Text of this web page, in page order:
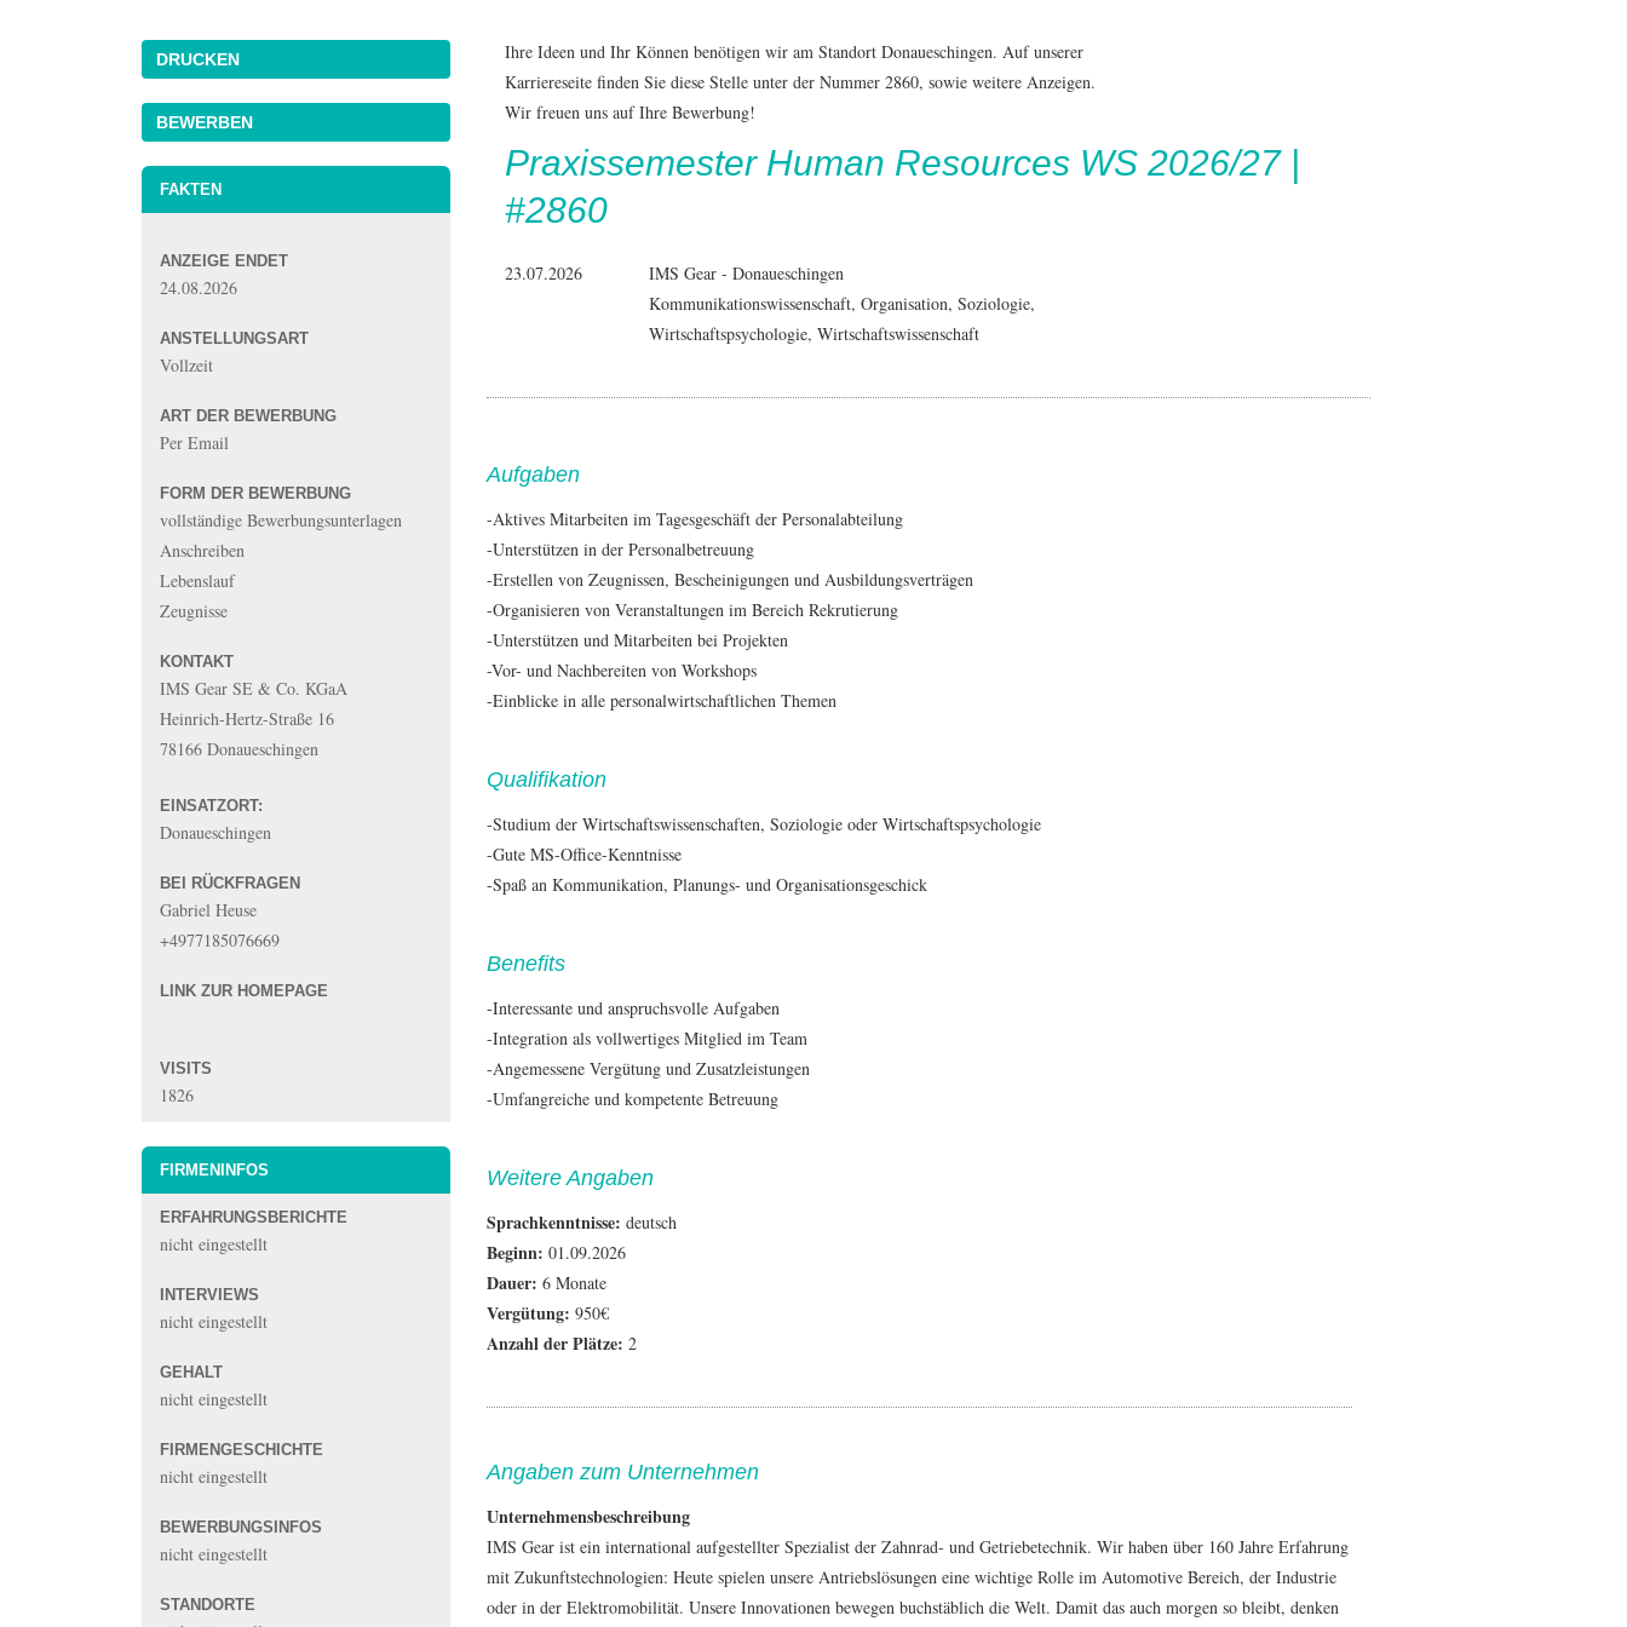
DRUCKEN
FAKTEN
ANZEIGE ENDET
24.08.2026
ANSTELLUNGSART
Vollzeit
ART DER BEWERBUNG
Per Email
FORM DER BEWERBUNG
vollständige Bewerbungsunterlagen
Anschreiben
Lebenslauf
Zeugnisse
KONTAKT
IMS Gear SE & Co. KGaA
Heinrich-Hertz-Straße 16
78166 Donaueschingen
EINSATZORT:
Donaueschingen
BEI RÜCKFRAGEN
Gabriel Heuse
+4977185076669
LINK ZUR HOMEPAGE
VISITS
1826
FIRMENINFOS
ERFAHRUNGSBERICHTE
nicht eingestellt
INTERVIEWS
nicht eingestellt
GEHALT
nicht eingestellt
FIRMENGESCHICHTE
nicht eingestellt
BEWERBUNGSINFOS
nicht eingestellt
STANDORTE
Ihre Ideen und Ihr Können benötigen wir am Standort Donaueschingen. Auf unserer
Karriereseite finden Sie diese Stelle unter der Nummer 2860, sowie weitere Anzeigen.
Wir freuen uns auf Ihre Bewerbung!
Praxissemester Human Resources WS 2026/27 |
#2860
23.07.2026
IMS Gear - Donaueschingen
Kommunikationswissenschaft,Organisation,Soziologie,
Wirtschaftspsychologie, Wirtschaftswissenschaft
Aufgaben
-Aktives Mitarbeiten im Tagesgeschäft der Personalabteilung
-Unterstützen in der Personalbetreuung
-Erstellen von Zeugnissen, Bescheinigungen und Ausbildungsverträgen
-Organisieren von Veranstaltungen im Bereich Rekrutierung
-Unterstützen und Mitarbeiten bei Projekten
-Vor- und Nachbereiten von Workshops
-Einblicke in alle personalwirtschaftlichen Themen
Qualifikation
-Studium der Wirtschaftswissenschaften, Soziologie oder Wirtschaftspsychologie
-Gute MS-Office-Kenntnisse
-Spaß an Kommunikation, Planungs- und Organisationsgeschick
Benefits
-Interessante und anspruchsvolle Aufgaben
-Integration als vollwertiges Mitglied im Team
-Angemessene Vergütung und Zusatzleistungen
-Umfangreiche und kompetente Betreuung
Weitere Angaben
Sprachkenntnisse: deutsch
Beginn: 01.09.2026
Dauer: 6 Monate
Vergütung: 950€
Anzahl der Plätze: 2
Angaben zum Unternehmen
Unternehmensbeschreibung
IMS Gear ist ein international aufgestellter Spezialist der Zahnrad- und Getriebetechnik. Wir haben über 160 Jahre Erfahrung
mit Zukunftstechnologien: Heute spielen unsere Antriebslösungen eine wichtige Rolle im Automotive Bereich, der Industrie
oder in der Elektromobilität. Unsere Innovationen bewegen buchstäblich die Welt. Damit das auch morgen so bleibt, denken